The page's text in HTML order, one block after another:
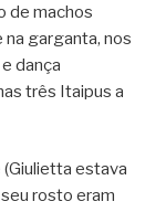
de machos
garganta, nos
dança
três Itaipus a
(Giulietta estava
rosto eram